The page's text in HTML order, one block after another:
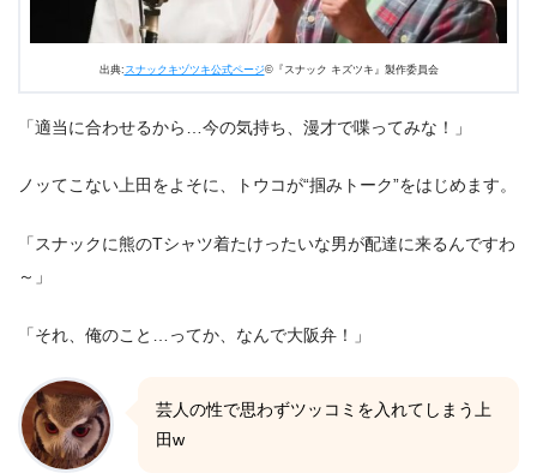
出典: スナックキヅツキ公式ページ©『スナック キズツキ』製作委員会
「適当に合わせるから…今の気持ち、漫才で喋ってみな！」
ノッてこない上田をよそに、トウコが“掴みトーク”をはじめます。
「スナックに熊のTシャツ着たけったいな男が配達に来るんですわ
～」
「それ、俺のこと…ってか、なんで大阪弁！」
芸人の性で思わずツッコミを入れてしまう上
田w